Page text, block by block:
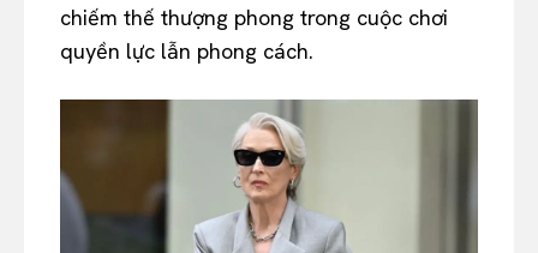
chiếm thế thượng phong trong cuộc chơi
quyền lực lẫn phong cách.